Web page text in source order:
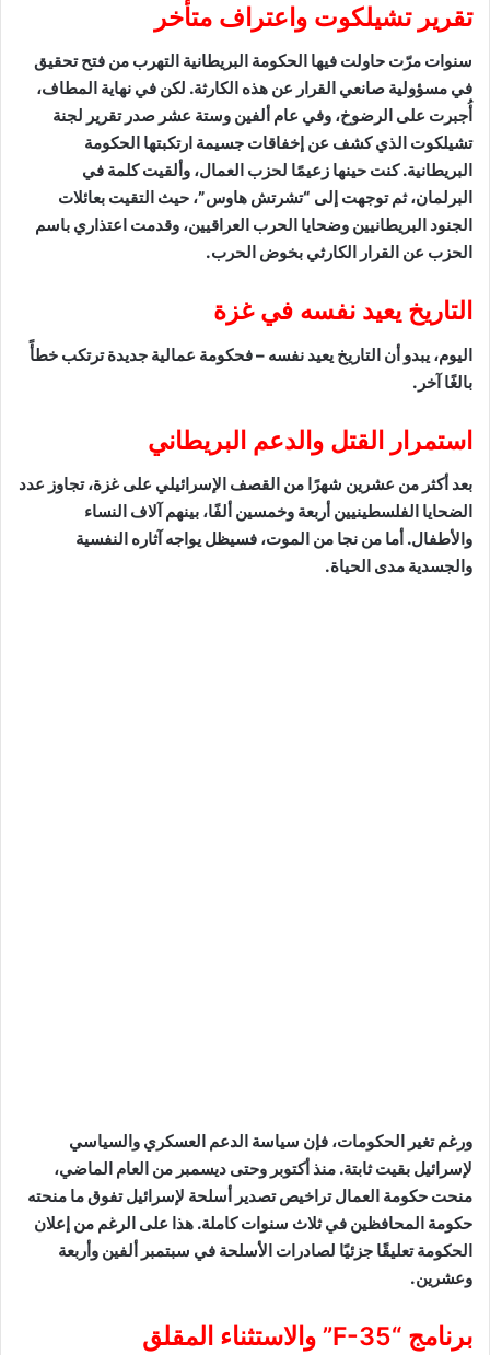
تقرير تشيلكوت واعتراف متأخر
سنوات مرّت حاولت فيها الحكومة البريطانية التهرب من فتح تحقيق
في مسؤولية صانعي القرار عن هذه الكارثة. لكن في نهاية المطاف،
أُجبرت على الرضوخ، وفي عام ألفين وستة عشر صدر تقرير لجنة
تشيلكوت الذي كشف عن إخفاقات جسيمة ارتكبتها الحكومة
البريطانية. كنت حينها زعيمًا لحزب العمال، وألقيت كلمة في
البرلمان، ثم توجهت إلى “تشرتش هاوس”، حيث التقيت بعائلات
الجنود البريطانيين وضحايا الحرب العراقيين، وقدمت اعتذاري باسم
الحزب عن القرار الكارثي بخوض الحرب.
التاريخ يعيد نفسه في غزة
اليوم، يبدو أن التاريخ يعيد نفسه – فحكومة عمالية جديدة ترتكب خطأً
بالغًا آخر.
استمرار القتل والدعم البريطاني
بعد أكثر من عشرين شهرًا من القصف الإسرائيلي على غزة، تجاوز عدد
الضحايا الفلسطينيين أربعة وخمسين ألفًا، بينهم آلاف النساء
والأطفال. أما من نجا من الموت، فسيظل يواجه آثاره النفسية
والجسدية مدى الحياة.
ورغم تغير الحكومات، فإن سياسة الدعم العسكري والسياسي
لإسرائيل بقيت ثابتة. منذ أكتوبر وحتى ديسمبر من العام الماضي،
منحت حكومة العمال تراخيص تصدير أسلحة لإسرائيل تفوق ما منحته
حكومة المحافظين في ثلاث سنوات كاملة. هذا على الرغم من إعلان
الحكومة تعليقًا جزئيًا لصادرات الأسلحة في سبتمبر ألفين وأربعة
وعشرين.
برنامج “F-35” والاستثناء المقلق